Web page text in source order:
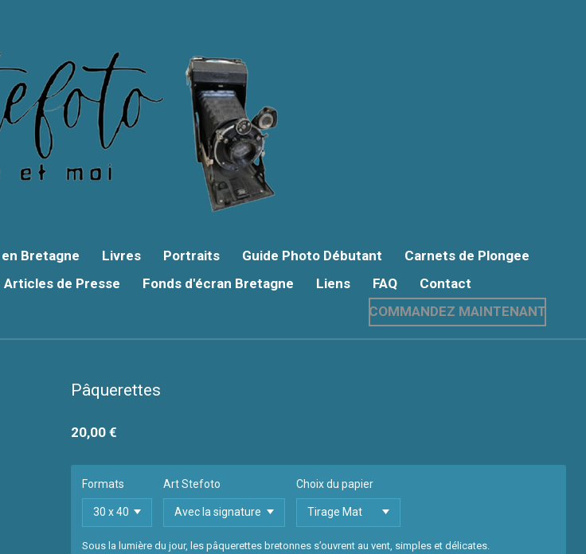
Bretagne Livres Portraits Guide Photo Débutant
Carnets de Plongee
Articles de Presse Fonds d'écran Bretagne Liens FAQ
Contact
COMMANDEZ MAINTENANT
Pâquerettes
20,00 €
Formats Art Stefoto Choix du papier
Sous la lumière du jour, les pâquerettes bretonnes s’ouvrent au vent, simples et délicates.